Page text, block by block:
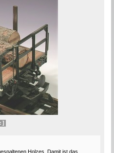
]
Holzes. Damit ist das